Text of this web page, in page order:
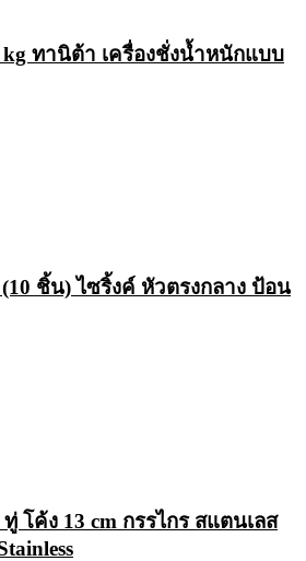
kg ทานิต้า เครื่องชั่งน้ำหนักแบบ
(10 ชิ้น) ไซริ้งค์ หัวตรงกลาง ป้อน
โค้ง 13 cm กรรไกร สแตนเลส